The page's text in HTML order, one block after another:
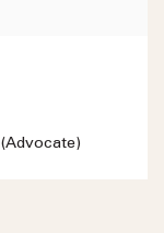
(Advocate)